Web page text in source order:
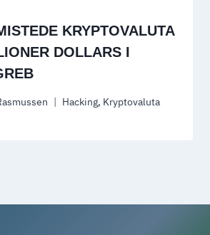
KRYPTOVALUTA
DOLLARS I
Hacking, Kryptovaluta